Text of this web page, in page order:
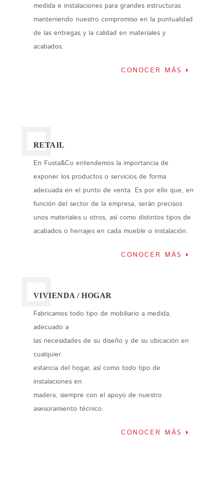
medida e instalaciones para grandes estructuras
manteniendo nuestro compromiso en la puntualidad
de las entregas y la calidad en materiales y
acabados.
CONOCER MÁS
RETAIL
En Fusta&Co entendemos la importancia de
exponer los productos o servicios de forma
adecuada en el punto de venta. Es por ello que, en
función del sector de la empresa, serán precisos
unos materiales u otros, así como distintos tipos de
acabados o herrajes en cada mueble o instalación.
CONOCER MÁS
VIVIENDA / HOGAR
Fabricamos todo tipo de mobiliario a medida,
adecuado a
las necesidades de su diseño y de su ubicación en
cualquier
estancia del hogar, así como todo tipo de
instalaciones en
madera, siempre con el apoyo de nuestro
asesoramiento técnico.
CONOCER MÁS